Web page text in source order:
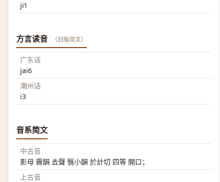
ji˥˧
方言读音 （旧版简文）
广东话
jai6
潮州话
i3
音系简文
中古音
影母 霽韻 去聲 翳小韻 於計切 四等 開口；
上古音